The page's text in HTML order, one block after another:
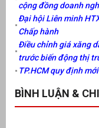
cộng đồng doanh
Đại hội Liên minh
Chấp hành
Điều chỉnh giá xăng
trước biến động thị
TP.HCM quy định
BÌNH LUẬN &